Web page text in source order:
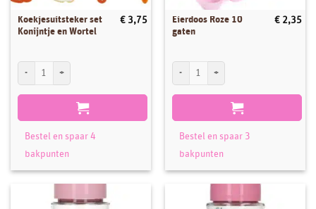
Koekjesuitsteker set
Konijntje en Wortel
€ 3,75
Koekjesuitsteker set Konijntje en Wortel aantal
Bestel en spaar 4
bakpunten
Eierdoos Roze 10
gaten
€ 2,35
Eierdoos Roze 10 gaten aantal
Bestel en spaar 3
bakpunten